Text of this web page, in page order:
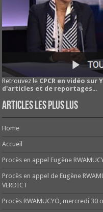
Retrouvez le CPCR en vidéo sur
d'articles et de reportages...
Articles les plus lus
Home
Accueil
Procès en appel Eugène
Procès en appel de Eugène
VERDICT
Procès RWAMUCYO, mercredi 30